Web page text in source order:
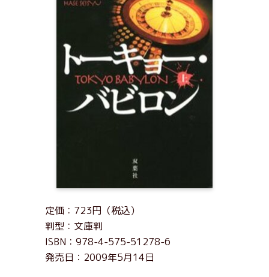
定価：723円（税込）
判型：文庫判
ISBN：978-4-575-51278-6
発売日：2009年5月14日